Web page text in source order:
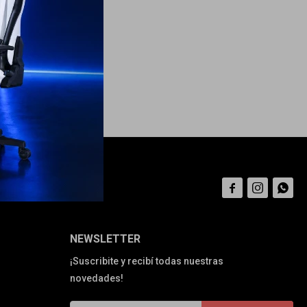
NEWSLETTER
¡Suscribite y recibí todas nuestras
novedades!
  